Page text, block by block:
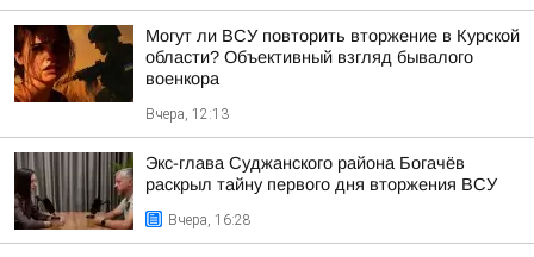
Могут ли ВСУ повторить вторжение в Курской
области? Объективный взгляд бывалого
военкора
Вчера, 12:13
Экс-глава Суджанского района Богачёв
раскрыл тайну первого дня вторжения ВСУ
Вчера, 16:28